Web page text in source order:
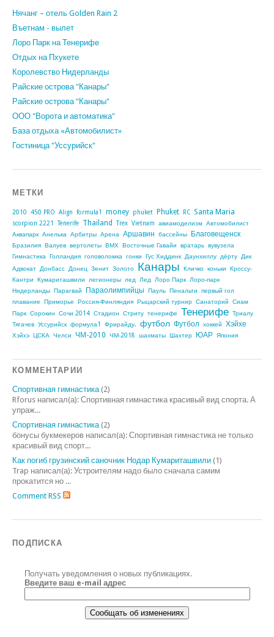
Нячанг – отель Golden Rain 2
Въетнам - вылет
Лоро Парк на Тенерифе
Отдых на Пхукете
Королевство Нидерланды
Райские острова "Канары"
Райские острова "Канары"
ООО "Ворота и автоматика"
База отдыха «Автомобилист»
Гостиница "Уссурийск"
МЕТКИ
2010 450 PRO Align formula1 money phuket Phuket RC Santa Maria
scorpion 2221 Tenerife Thailand Trex Vietnam авиамоделизм Автомобилист
Аквапарк Анелька Арбитры Арена Аршавин бассейны Благовещенск
Бразилия Валуев вертолеты ВМХ Восточные Гавайи вратарь вувузела
Гимнастика Голландия головоломка гонки Гус Хиддинк Даунхиллу дёрту Дик
Адвокат Донбасс Донец Зенит Золото Канары Кличко коньки
Кроссу-
Кантри
Кумариташвили легионеры лед Лед Лоро Парк Лоро-парк
Нидерланды Парагвай Параолимпийцы Пауль Пенальти
первый гол
плавание
Приморье Россия-Финляндия Рыцарский турнир Санаторий
Сиам
Парк Сорокин Сочи 2014 Стадион Стриту тенерифе Тенерифе Триалу
Тягачев Уссурийск формула1 Фрирайду. футбол Футбол хоккей Хэйхе
Хэйхэ ЦСКА Челси ЧМ-2010 ЧМ-2018 шахматы Шахтер ЮАР Япония
КОММЕНТАРИИ
Спортивная гимнастика(2)
Rforus написал(а): Спортивная гимнастика красивый вид спорта. А
упраж...
Спортивная гимнастика(2)
бонусы букмекеров написал(а): Спортивная гимнастика не только
красивый вид спорт...
Как погиб грузинский саночник Нодар Кумариташвили (1)
Trap написал(а): Устроителям надо было сначала самим
прокатится но ...
Comment RSS
ПОДПИСКА
Получать уведомления о новых публикациях.
Введите ваш e-mail адрес